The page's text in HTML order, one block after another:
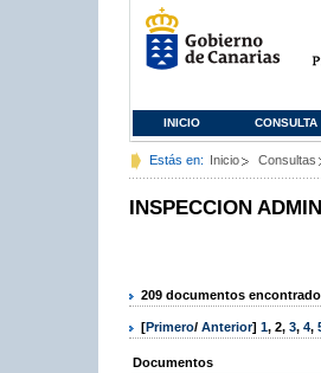
INICIO CONSULTA
Estás en: Inicio Consultas
INSPECCION
209 documentos
[Primero/ Anterior] 1, 2, 3, 4,
Documentos